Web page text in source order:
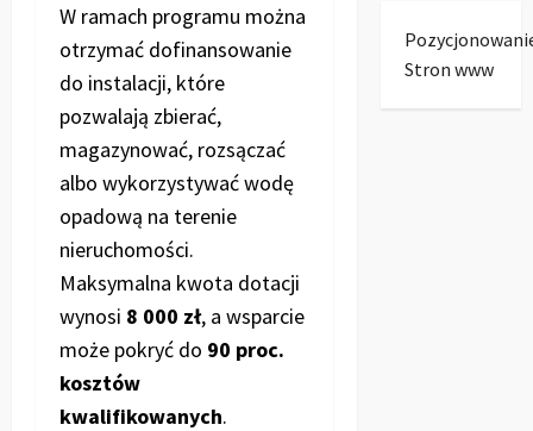
W ramach programu można
otrzymać dofinansowanie
do instalacji, które
pozwalają zbierać,
magazynować, rozsączać
albo wykorzystywać wodę
opadową na terenie
nieruchomości.
Maksymalna kwota dotacji
wynosi 8 000 zł, a wsparcie
może pokryć do 90 proc.
kosztów
kwalifikowanych.
Stron www